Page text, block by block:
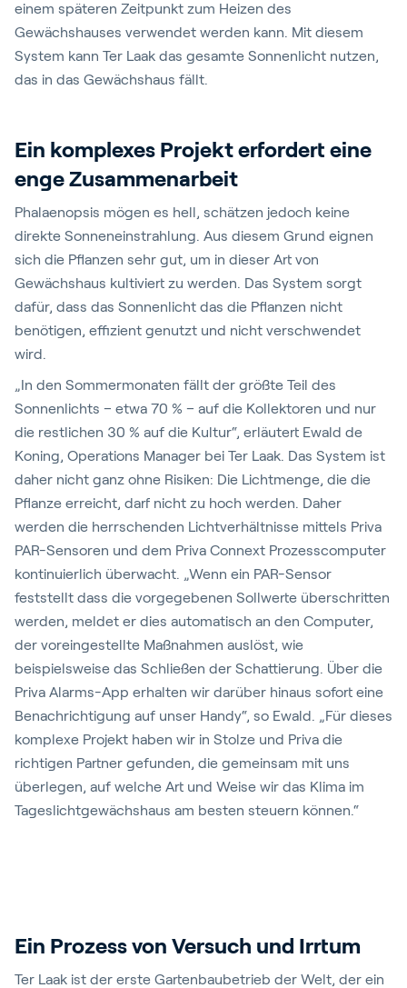
einem späteren Zeitpunkt zum Heizen des
Gewächshauses verwendet werden kann. Mit diesem
System kann Ter Laak das gesamte Sonnenlicht nutzen,
das in das Gewächshaus fällt.
Ein komplexes Projekt erfordert eine
enge Zusammenarbeit
Phalaenopsis mögen es hell, schätzen jedoch keine
direkte Sonneneinstrahlung. Aus diesem Grund eignen
sich die Pflanzen sehr gut, um in dieser Art von
Gewächshaus kultiviert zu werden. Das System sorgt
dafür, dass das Sonnenlicht das die Pflanzen nicht
benötigen, effizient genutzt und nicht verschwendet
wird.
„In den Sommermonaten fällt der größte Teil des
Sonnenlichts – etwa 70 % – auf die Kollektoren und nur
die restlichen 30 % auf die Kultur“, erläutert Ewald de
Koning, Operations Manager bei Ter Laak. Das System ist
daher nicht ganz ohne Risiken: Die Lichtmenge, die die
Pflanze erreicht, darf nicht zu hoch werden. Daher
werden die herrschenden Lichtverhältnisse mittels Priva
PAR-Sensoren und dem Priva Connext Prozesscomputer
kontinuierlich überwacht. „Wenn ein PAR-Sensor
feststellt dass die vorgegebenen Sollwerte überschritten
werden, meldet er dies automatisch an den Computer,
der voreingestellte Maßnahmen auslöst, wie
beispielsweise das Schließen der Schattierung. Über die
Priva Alarms-App erhalten wir darüber hinaus sofort eine
Benachrichtigung auf unser Handy“, so Ewald. „Für dieses
komplexe Projekt haben wir in Stolze und Priva die
richtigen Partner gefunden, die gemeinsam mit uns
überlegen, auf welche Art und Weise wir das Klima im
Tageslichtgewächshaus am besten steuern können.“
Ein Prozess von Versuch und Irrtum
Ter Laak ist der erste Gartenbaubetrieb der Welt, der ein